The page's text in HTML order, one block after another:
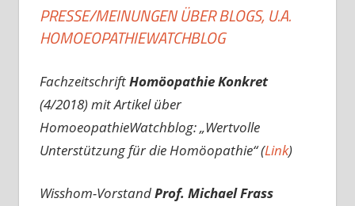
PRESSE/MEINUNGEN ÜBER BLOGS, U.A.
HOMOEOPATHIEWATCHBLOG
FachzeitschriftHomöopathie Konkret
(4/2018) mit Artikel über
HomoeopathieWatchblog: „Wertvolle
Unterstützung für die Homöopathie“ (Link)
Wisshom-VorstandProf. Michael Frass